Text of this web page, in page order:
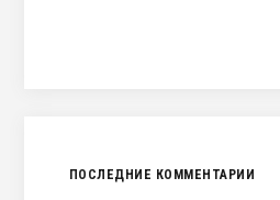
ПОСЛЕДНИЕ КОММЕНТАРИИ